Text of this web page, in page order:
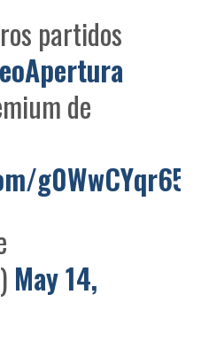
partidos
de
g0WwCYqr65
May 14,